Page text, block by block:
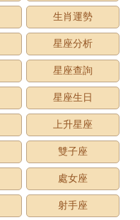
生肖運勢
星座分析
星座查詢
星座生日
上升星座
雙子座
處女座
射手座